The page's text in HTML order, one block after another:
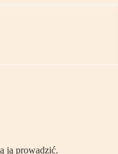
ją prowadzić.